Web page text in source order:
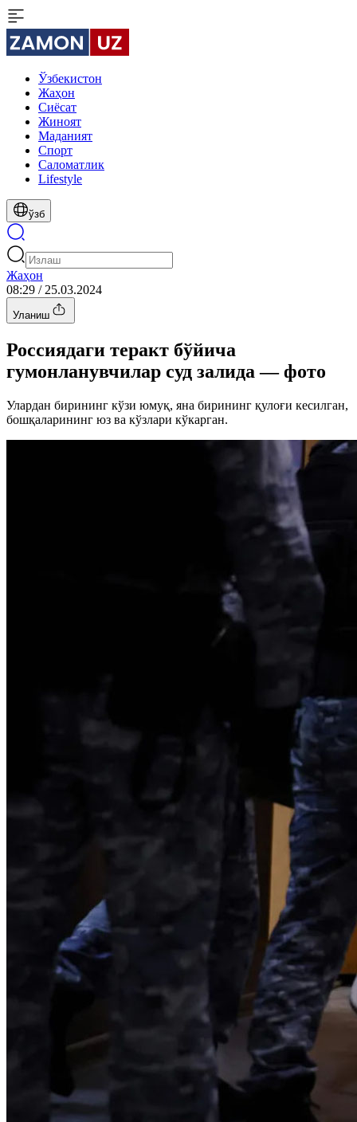
Ўзбекистон
Жаҳон
Сиёсат
Жиноят
Маданият
Спорт
Cаломатлик
Lifestyle
ўзб
Жаҳон
08:29 / 25.03.2024
Уланиш
Россиядаги теракт бўйича
гумонланувчилар суд залида — фото
Улардан бирининг кўзи юмуқ, яна бирининг қулоғи кесилган,
бошқаларининг юз ва кўзлари кўкарган.